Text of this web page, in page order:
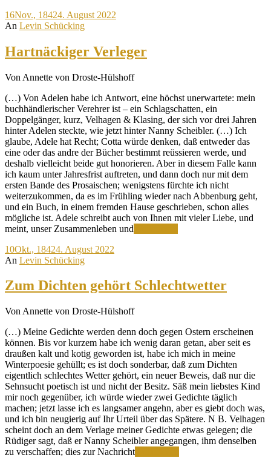
16Nov., 18424. August 2022
An Levin Schücking
Hartnäckiger Verleger
Von Annette von Droste-Hülshoff
(…) Von Adelen habe ich Antwort, eine höchst unerwartete: mein
buchhändlerischer Verehrer ist – ein Schlagschatten, ein
Doppelgänger, kurz, Velhagen & Klasing, der sich vor drei Jahren
hinter Adelen steckte, wie jetzt hinter Nanny Scheibler. (…) Ich
glaube, Adele hat Recht; Cotta würde denken, daß entweder das
eine oder das andre der Bücher bestimmt reüssieren werde, und
deshalb vielleicht beide gut honorieren. Aber in diesem Falle kann
ich kaum unter Jahresfrist auftreten, und dann doch nur mit dem
ersten Bande des Prosaischen; wenigstens fürchte ich nicht
weiterzukommen, da es im Frühling wieder nach Abbenburg geht,
und ein Buch, in einem fremden Hause geschrieben, schon alles
mögliche ist. Adele schreibt auch von Ihnen mit vieler Liebe, und
meint, unser Zusammenleben und
10Okt., 18424. August 2022
An Levin Schücking
Zum Dichten gehört Schlechtwetter
Von Annette von Droste-Hülshoff
(…) Meine Gedichte werden denn doch gegen Ostern erscheinen
können. Bis vor kurzem habe ich wenig daran getan, aber seit es
draußen kalt und kotig geworden ist, habe ich mich in meine
Winterpoesie gehüllt; es ist doch sonderbar, daß zum Dichten
eigentlich schlechtes Wetter gehört, ein neuer Beweis, daß nur die
Sehnsucht poetisch ist und nicht der Besitz. Säß mein liebstes Kind
mir noch gegenüber, ich würde wieder zwei Gedichte täglich
machen; jetzt lasse ich es langsamer angehn, aber es giebt doch was,
und ich bin neugierig auf Ihr Urteil über das Spätere. N B. Velhagen
scheint doch an dem Verlage meiner Gedichte etwas gelegen; die
Rüdiger sagt, daß er Nanny Scheibler angegangen, ihm denselben
zu verschaffen; dies zur Nachricht